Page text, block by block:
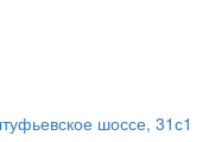
шоссе, 31с1